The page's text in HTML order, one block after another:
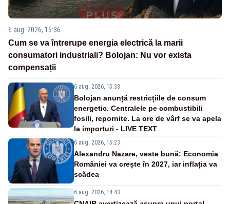
6 aug. 2026, 15:36
Cum se va întrerupe energia electrică la marii
consumatori industriali? Bolojan: Nu vor exista
compensații
6 aug. 2026, 15:33
Bolojan anunță restricțiile de consum
energetic. Centralele pe combustibili
fosili, repornite. La ore de vârf se va apela
la importuri - LIVE TEXT
6 aug. 2026, 15:23
Alexandru Nazare, veste bună: Economia
României va crește în 2027, iar inflația va
scădea
6 aug. 2026, 14:43